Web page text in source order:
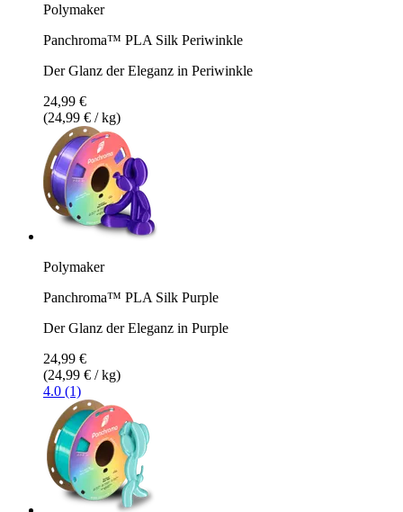
Polymaker
Panchroma™ PLA Silk Periwinkle
Der Glanz der Eleganz in Periwinkle
24,99 €
(24,99 € / kg)
Polymaker
Panchroma™ PLA Silk Purple
Der Glanz der Eleganz in Purple
24,99 €
(24,99 € / kg)
4.0 (1)